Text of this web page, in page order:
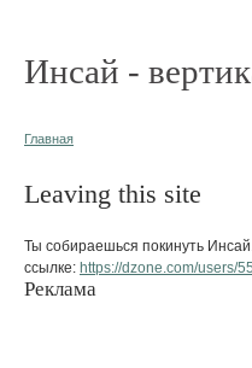
Инсай -
Главная
Leaving this site
Ты собираешься покинуть
ссылке: https://dzone.com/users/
Реклама